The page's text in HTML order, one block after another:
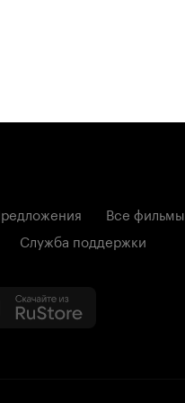
Все фильмы
Служба поддержки